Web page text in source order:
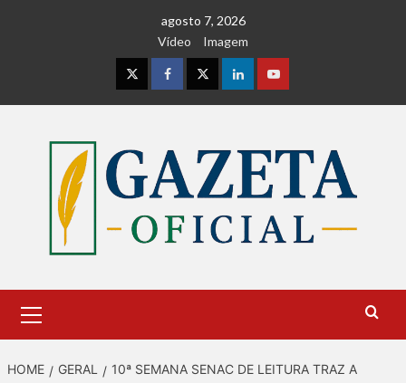
agosto 7, 2026
Vídeo
Imagem
InstagramFacebookTwitterLinkedinYoutube
Menu
HOME GERAL
10ª SEMANA SENAC DE LEITURA TRAZ A